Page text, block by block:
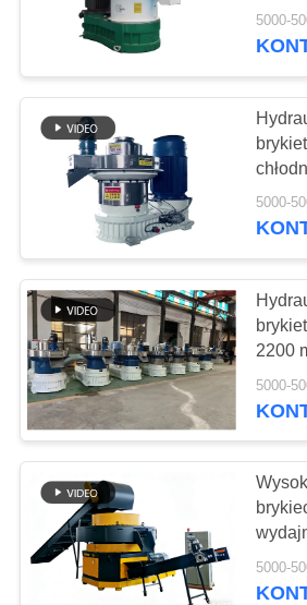
Filtr
Przemysłowe
pompy
5000-
24
dni w
5000-
2200
5000-
5000-